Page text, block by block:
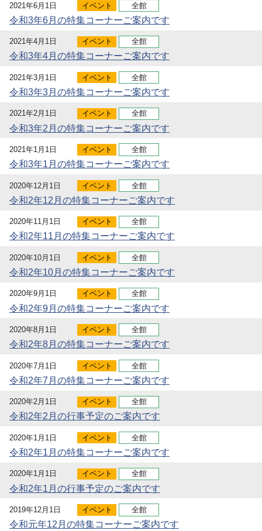
2021年6月1日 イベント 全館
令和3年6月の特集コーナーご案内です
2021年4月1日 イベント 全館
令和3年4月の特集コーナーご案内です
2021年3月1日 イベント 全館
令和3年3月の特集コーナーご案内です
2021年2月1日 イベント 全館
令和3年2月の特集コーナーご案内です
2021年1月1日 イベント 全館
令和3年1月の特集コーナーご案内です
2020年12月1日 イベント 全館
令和2年12月の特集コーナーご案内です
2020年11月1日 イベント 全館
令和2年11月の特集コーナーご案内です
2020年10月1日 イベント 全館
令和2年10月の特集コーナーご案内です
2020年9月1日 イベント 全館
令和2年9月の特集コーナーご案内です
2020年8月1日 イベント 全館
令和2年8月の特集コーナーご案内です
2020年7月1日 イベント 全館
令和2年7月の特集コーナーご案内です
2020年2月1日 イベント 全館
令和2年2月の行事予定のご案内です
2020年1月1日 イベント 全館
令和2年1月の特集コーナーご案内です
2020年1月1日 イベント 全館
令和2年1月の行事予定のご案内です
2019年12月1日 イベント 全館
令和元年12月の特集コーナーご案内です